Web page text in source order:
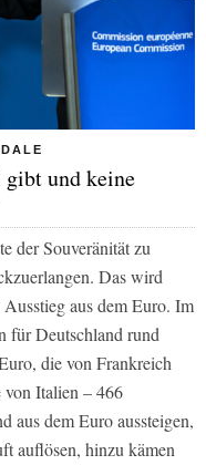
gibt und keine
der Souveränität zu
Das wird
aus dem Euro. Im
für Deutschland rund
die von Frankreich
Italien – 466
aus dem Euro aussteigen,
auflösen, hinzu kämen